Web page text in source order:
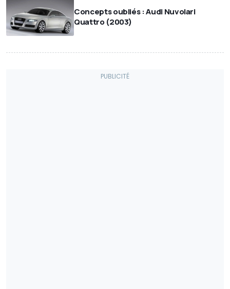
Concepts oubliés : Audi Nuvolari
Quattro (2003)